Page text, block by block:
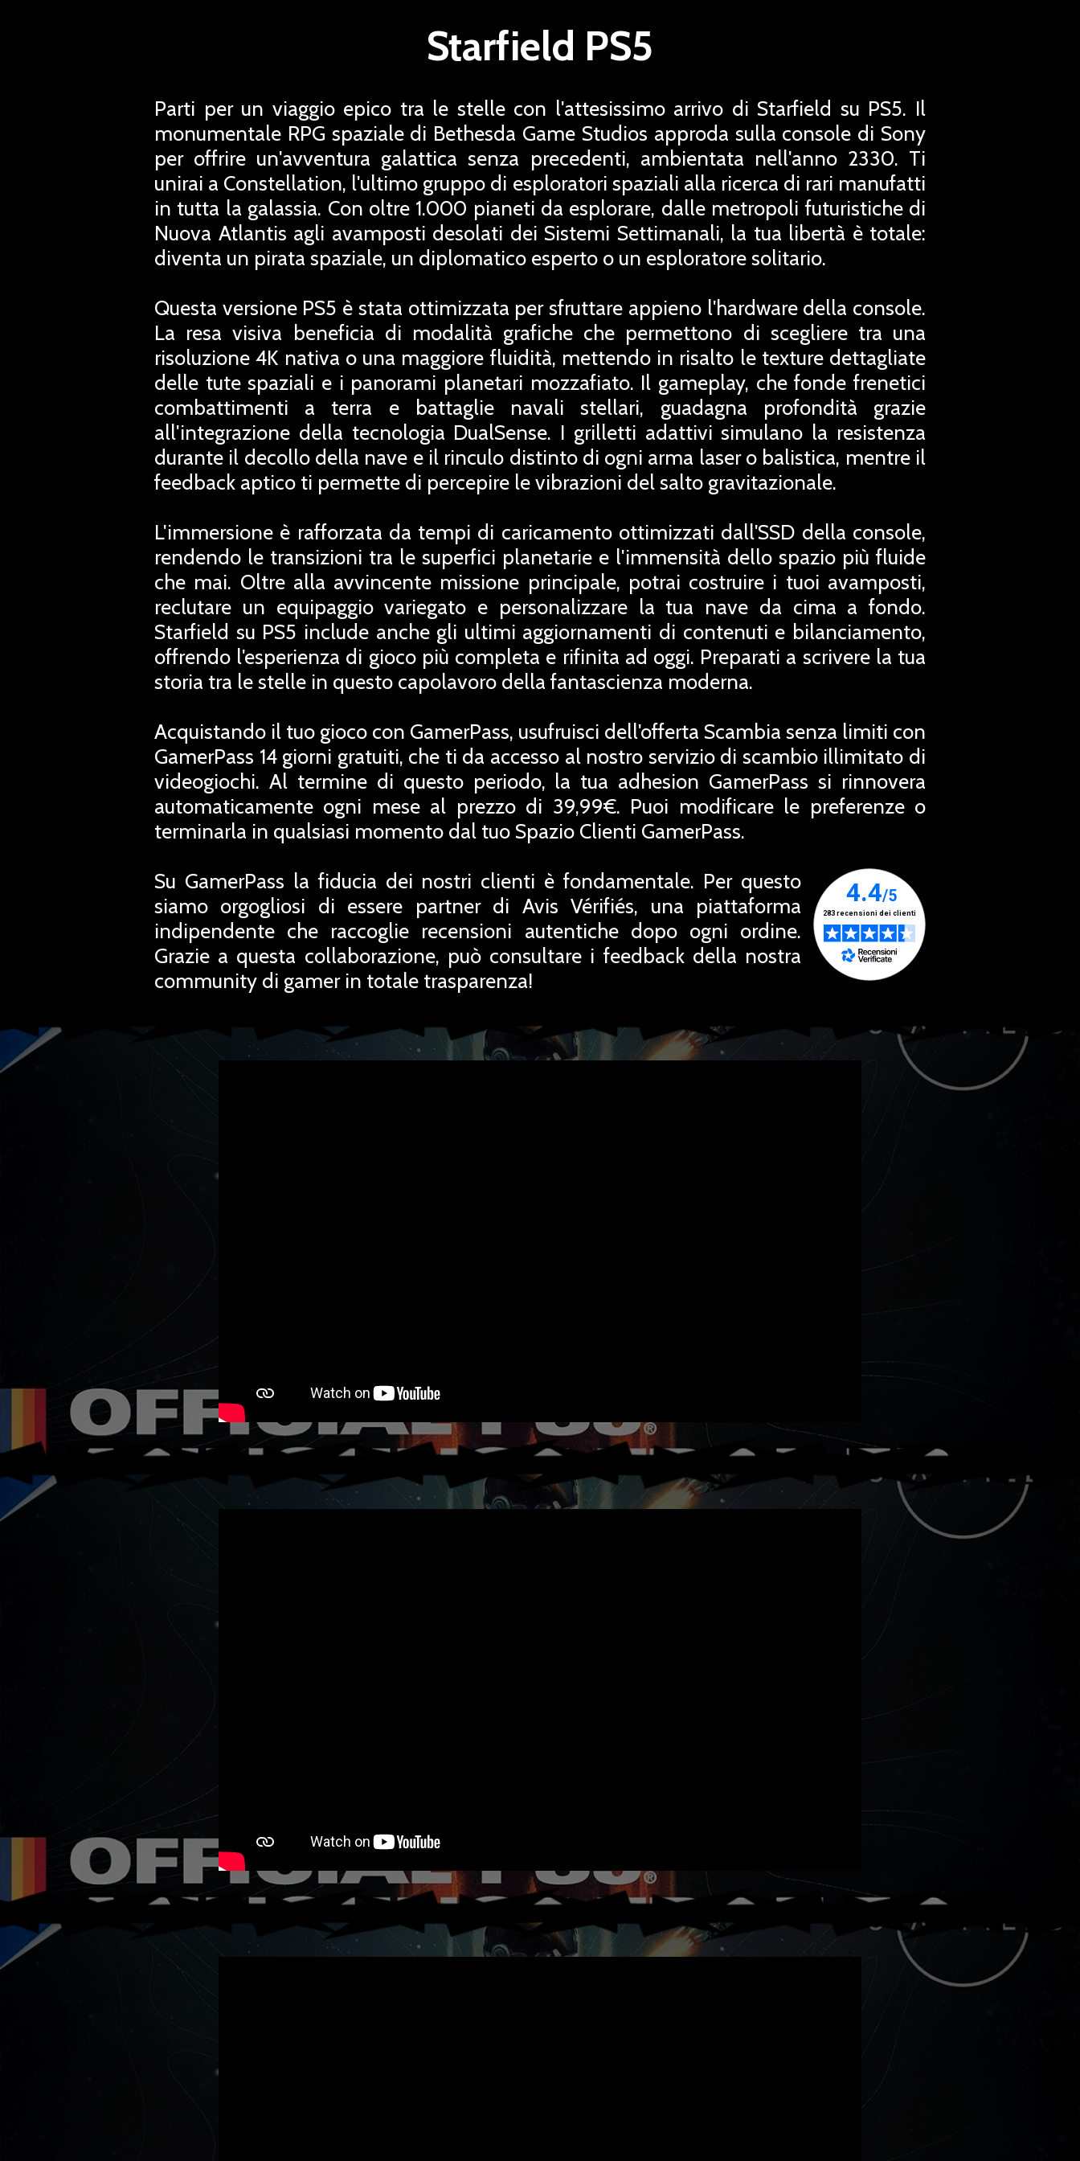
Starfield PS5
Parti per un viaggio epico tra le stelle con l'attesissimo arrivo di Starfield su PS5. Il
monumentale RPG spaziale di Bethesda Game Studios approda sulla console di Sony
per offrire un'avventura galattica senza precedenti, ambientata nell'anno 2330. Ti
unirai a Constellation, l'ultimo gruppo di esploratori spaziali alla ricerca di rari manufatti
in tutta la galassia. Con oltre 1.000 pianeti da esplorare, dalle metropoli futuristiche di
Nuova Atlantis agli avamposti desolati dei Sistemi Settimanali, la tua libertà è totale:
diventa un pirata spaziale, un diplomatico esperto o un esploratore solitario.
Questa versione PS5 è stata ottimizzata per sfruttare appieno l'hardware della console.
La resa visiva beneficia di modalità grafiche che permettono di scegliere tra una
risoluzione 4K nativa o una maggiore fluidità, mettendo in risalto le texture dettagliate
delle tute spaziali e i panorami planetari mozzafiato. Il gameplay, che fonde frenetici
combattimenti a terra e battaglie navali stellari, guadagna profondità grazie
all'integrazione della tecnologia DualSense. I grilletti adattivi simulano la resistenza
durante il decollo della nave e il rinculo distinto di ogni arma laser o balistica, mentre il
feedback aptico ti permette di percepire le vibrazioni del salto gravitazionale.
L'immersione è rafforzata da tempi di caricamento ottimizzati dall'SSD della console,
rendendo le transizioni tra le superfici planetarie e l'immensità dello spazio più fluide
che mai. Oltre alla avvincente missione principale, potrai costruire i tuoi avamposti,
reclutare un equipaggio variegato e personalizzare la tua nave da cima a fondo.
Starfield su PS5 include anche gli ultimi aggiornamenti di contenuti e bilanciamento,
offrendo l'esperienza di gioco più completa e rifinita ad oggi. Preparati a scrivere la tua
storia tra le stelle in questo capolavoro della fantascienza moderna.
Acquistando il tuo gioco con GamerPass, usufruisci dell'offerta Scambia senza limiti con
GamerPass 14 giorni gratuiti, che ti da accesso al nostro servizio di scambio illimitato di
videogiochi. Al termine di questo periodo, la tua adhesion GamerPass si rinnovera
automaticamente ogni mese al prezzo di 39,99€. Puoi modificare le preferenze o
terminarla in qualsiasi momento dal tuo Spazio Clienti GamerPass.
Su GamerPass la fiducia dei nostri clienti è fondamentale. Per questo
siamo orgogliosi di essere partner di Avis Vérifiés, una piattaforma
indipendente che raccoglie recensioni autentiche dopo ogni ordine.
Grazie a questa collaborazione, può consultare i feedback della nostra
community di gamer in totale trasparenza!